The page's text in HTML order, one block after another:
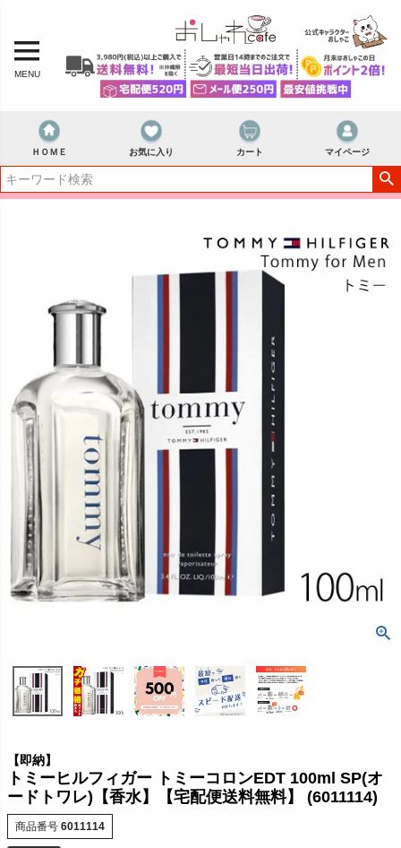
MENU
ＨＯＭＥ お気に入り カート マイページ
【即納】
トミーヒルフィガー トミーコロンEDT 100ml SP(オ
ードトワレ)【香水】【宅配便送料無料】 (6011114)
商品番号 6011114